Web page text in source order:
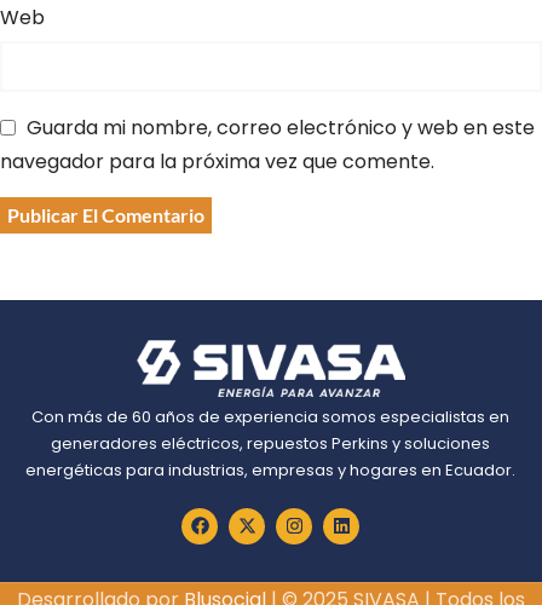
Web
Guarda mi nombre, correo electrónico y web en este
navegador para la próxima vez que comente.
Con más de 60 años de experiencia somos especialistas en
generadores eléctricos, repuestos Perkins y soluciones
energéticas para industrias, empresas y hogares en Ecuador.